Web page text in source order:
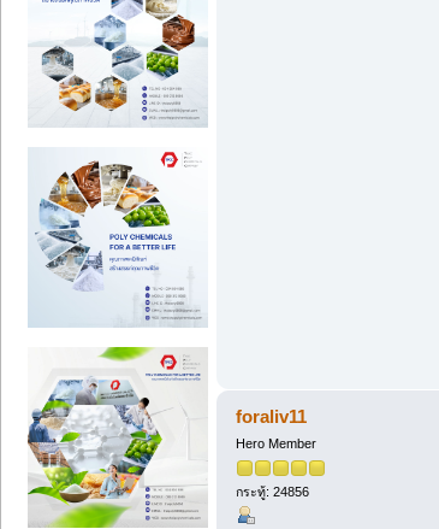
foraliv11
Hero Member
กระทู้: 24856